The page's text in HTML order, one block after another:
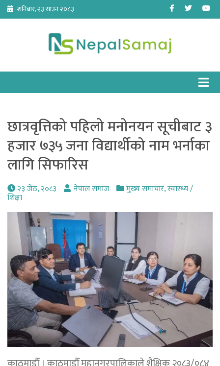
Skip
content
शनिबार, २३ साउन २०८३ Facebook
Twitter
छात्रवृत्तिको पहिलो मनोनयन सूचीबाट ३
हजार ७३५ जना विद्यार्थीको नाम भर्नाका
लागि सिफारिस
२३ जेठ, २०८३ नेपाल समाज मुख्य समाचार,स्वास्थ्य /
शिक्षा